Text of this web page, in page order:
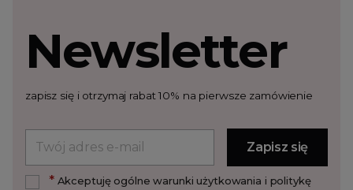
Newsletter
zapisz się i otrzymaj rabat 10% na pierwsze zamówienie
*Akceptuję ogólne warunki użytkowania i politykę